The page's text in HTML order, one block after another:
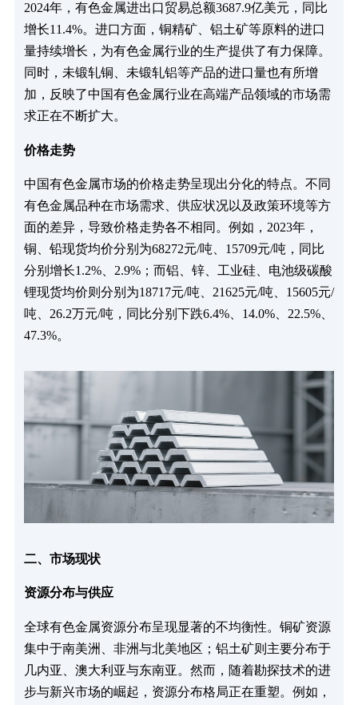
2024年，有色金属进出口贸易总额3687.9亿美元，同比
增长11.4%。进口方面，铜精矿、铝土矿等原料的进口
量持续增长，为有色金属行业的生产提供了有力保障。
同时，未锻轧铜、未锻轧铝等产品的进口量也有所增
加，反映了中国有色金属行业在高端产品领域的市场需
求正在不断扩大。
价格走势
中国有色金属市场的价格走势呈现出分化的特点。不同
有色金属品种在市场需求、供应状况以及政策环境等方
面的差异，导致价格走势各不相同。例如，2023年，
铜、铅现货均价分别为68272元/吨、15709元/吨，同比
分别增长1.2%、2.9%；而铝、锌、工业硅、电池级碳酸
锂现货均价则分别为18717元/吨、21625元/吨、15605元/
吨、26.2万元/吨，同比分别下跌6.4%、14.0%、22.5%、
47.3%。
二、市场现状
资源分布与供应
全球有色金属资源分布呈现显著的不均衡性。铜矿资源
集中于南美洲、非洲与北美地区；铝土矿则主要分布于
几内亚、澳大利亚与东南亚。然而，随着勘探技术的进
步与新兴市场的崛起，资源分布格局正在重塑。例如，